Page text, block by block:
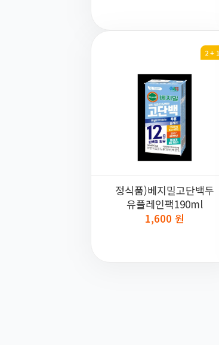
2 + 1
정식품)베지밀고단백두
유플레인팩190ml
1,600 원